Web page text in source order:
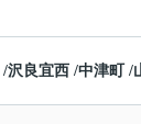
/沢良宜西 /中津町 /